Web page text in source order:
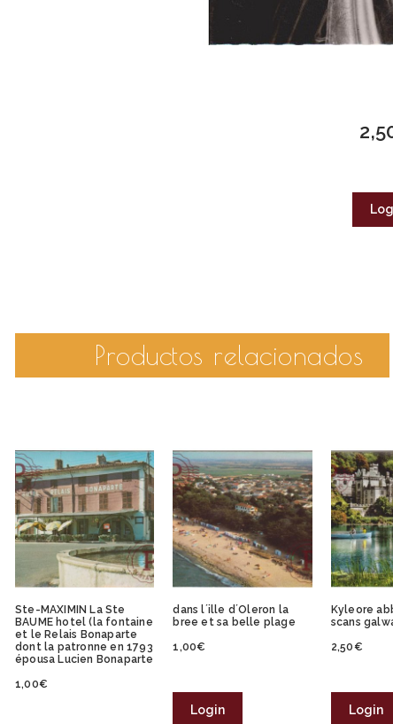
Productos relacionados
Ste-MAXIMIN La Ste
BAUME hotel (la fontaine
et le Relais Bonaparte
dont la patronne en 1793
épousa Lucien Bonaparte
1,00€
dans l´ille d´Oleron la
bree et sa belle plage
1,00€
Login
Kyleore
scans
2,50€
Login